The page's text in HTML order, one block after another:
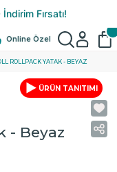
Online Özel
ROLLPACK YATAK - BEYAZ
ÜRÜN TANITIMI
- Beyaz